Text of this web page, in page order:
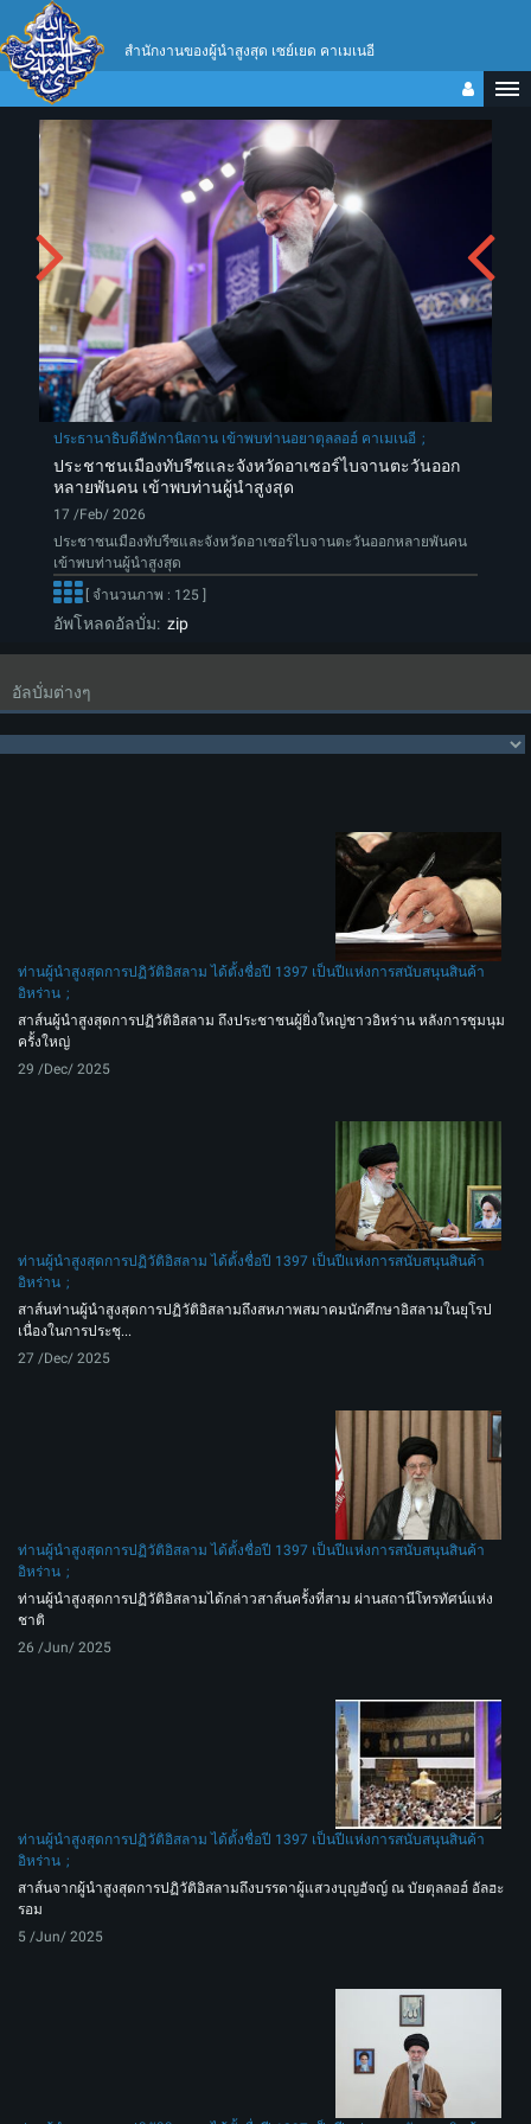
สำนักงานของผู้นำสูงสุด เซย์เยด คาเมเนอี
ประธานาธิบดีอัฟกานิสถาน เข้าพบท่านอยาตุลลอฮ์ คาเมเนอี
ประชาชนเมืองทับรีซและจังหวัดอาเซอร์ไบจานตะวันออก
หลายพันคน เข้าพบท่านผู้นำสูงสุด
17 /Feb/ 2026
ประชาชนเมืองทับรีซและจังหวัดอาเซอร์ไบจานตะวันออกหลายพันคน
เข้าพบท่านผู้นำสูงสุด
[ จำนวนภาพ : 125 ]
อัพโหลดอัลบั่ม: zip
อัลบั่มต่างๆ
ท่านผู้นำสูงสุดการปฏิวัติอิสลาม ได้ตั้งชื่อปี 1397 เป็นปีแห่งการสนับสนุนสินค้า
อิหร่าน
สาส์นผู้นำสูงสุดการปฏิวัติอิสลาม ถึงประชาชนผู้ยิ่งใหญ่ชาวอิหร่าน หลังการชุมนุม
ครั้งใหญ่
29 /Dec/ 2025
ท่านผู้นำสูงสุดการปฏิวัติอิสลาม ได้ตั้งชื่อปี 1397 เป็นปีแห่งการสนับสนุนสินค้า
อิหร่าน
สาส์นท่านผู้นำสูงสุดการปฏิวัติอิสลามถึงสหภาพสมาคมนักศึกษาอิสลามในยุโรป
เนื่องในการประชุ...
27 /Dec/ 2025
ท่านผู้นำสูงสุดการปฏิวัติอิสลาม ได้ตั้งชื่อปี 1397 เป็นปีแห่งการสนับสนุนสินค้า
อิหร่าน
ท่านผู้นำสูงสุดการปฏิวัติอิสลามได้กล่าวสาส์นครั้งที่สาม ผ่านสถานีโทรทัศน์แห่ง
ชาติ
26 /Jun/ 2025
ท่านผู้นำสูงสุดการปฏิวัติอิสลาม ได้ตั้งชื่อปี 1397 เป็นปีแห่งการสนับสนุนสินค้า
อิหร่าน
สาส์นจากผู้นำสูงสุดการปฏิวัติอิสลามถึงบรรดาผู้แสวงบุญฮัจญ์ ณ บัยตุลลอฮ์ อัลฮะ
รอม
5 /Jun/ 2025